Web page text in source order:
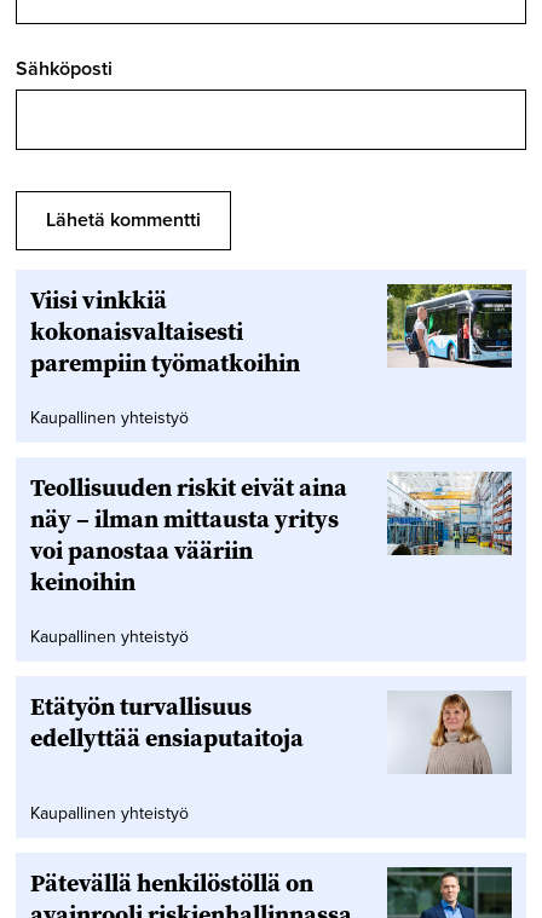
Sähköposti
Viisi vinkkiä
kokonaisvaltaisesti
parempiin työmatkoihin
Kaupallinen yhteistyö
Teollisuuden riskit eivät aina
näy – ilman mittausta yritys
voi panostaa vääriin
keinoihin
Kaupallinen yhteistyö
Etätyön turvallisuus
edellyttää ensiaputaitoja
Kaupallinen yhteistyö
Pätevällä henkilöstöllä on